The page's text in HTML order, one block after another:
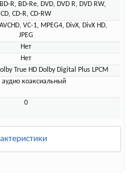
R, BD-Re, DVD, DVD R, DVD RW,
CD, CD-R, CD-RW
VC-1, MPEG4, DivX, DivX HD,
JPEG
Нет
Нет
True HD Dolby Digital Plus LPCM
аудио коаксиальный
0